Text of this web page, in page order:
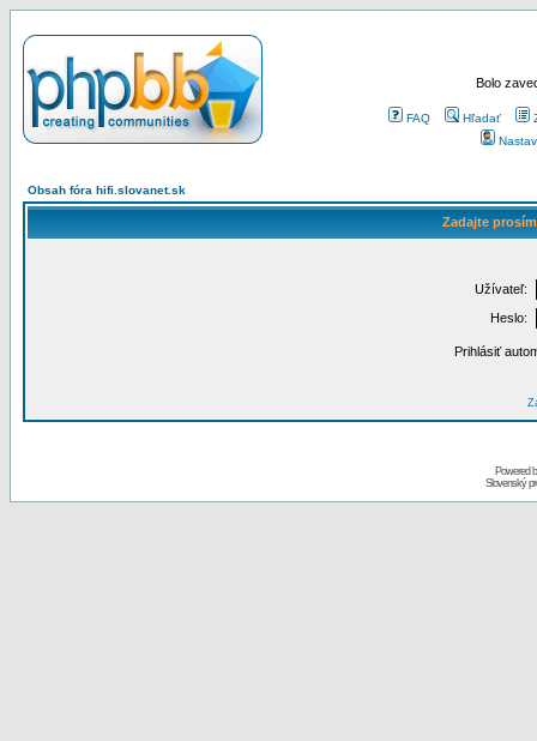
Bolo
FAQ Hľadať
Obsah fóra hifi.slovanet.sk
Zadajte
Užívateľ:
Heslo:
Prihlásiť
Powered
Slovenský